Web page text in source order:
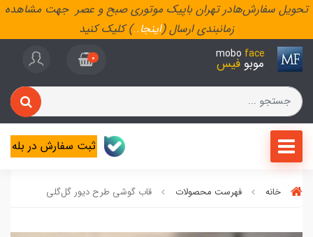
تحویل سفارش‌هادر تهران باپیک موتوری صبح و عصر جهت مشاهده
زمانبندی ارسال (اینجا..) کلیک کنید
mobo face
موبو فیس 0
ثبت سفارش در بله
خانه فهرست محصولات قاب گوشی طرح دیور گل‌گلی